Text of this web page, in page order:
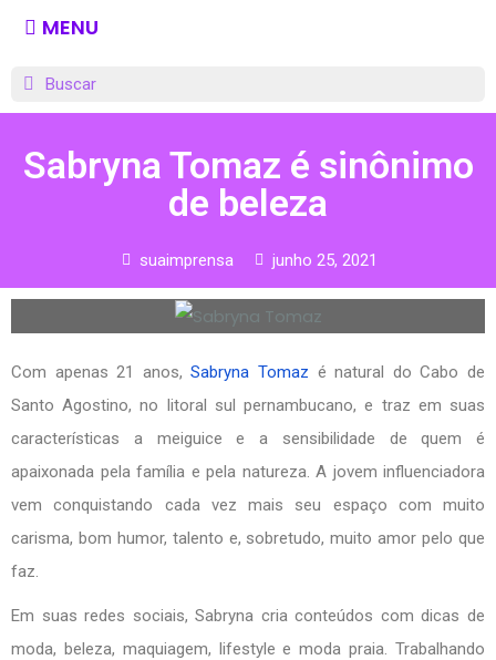
MENU
Sabryna Tomaz é sinônimo
de beleza
suaimprensa junho 25, 2021
Com apenas 21 anos,Sabryna Tomaz é natural do Cabo de
Santo Agostino, no litoral sul pernambucano, e traz em suas
características a meiguice e a sensibilidade de quem é
apaixonada pela família e pela natureza. A jovem influenciadora
vem conquistando cada vez mais seu espaço com muito
carisma, bom humor, talento e, sobretudo, muito amor pelo que
faz.
Em suas redes sociais, Sabryna cria conteúdos com dicas de
moda, beleza, maquiagem, lifestyle e moda praia. Trabalhando